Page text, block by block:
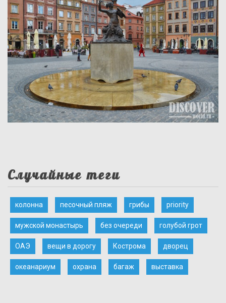
Случайные теги
колонна песочный пляж грибы priority
мужской монастырь без очереди голубой грот
ОАЭ вещи в дорогу Кострома дворец
океанариум охрана багаж выставка